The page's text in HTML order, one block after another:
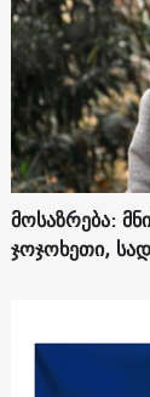
მოსაზრება:
ჯოჯოხეთი,